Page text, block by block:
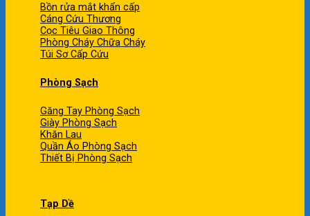
Bồn rửa mắt khẩn cấp
Cáng Cứu Thương
Cọc Tiêu Giao Thông
Phòng Cháy Chữa Cháy
Túi Sơ Cấp Cứu
Phòng Sạch
Găng Tay Phòng Sạch
Giày Phòng Sạch
Khăn Lau
Quần Áo Phòng Sạch
Thiết Bị Phòng Sạch
Tạp Dề